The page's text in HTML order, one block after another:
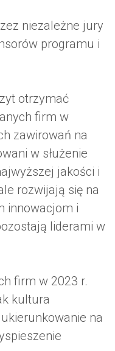
niezależne jury
programu i
otrzymać
firm w
zawirowań na
w służenie
jakości i
rozwijają się na
innowacjom i
liderami w
firm w 2023 r.
kultura
na